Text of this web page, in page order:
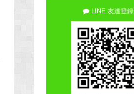
LINE 友達登録